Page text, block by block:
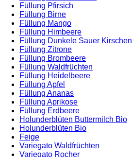
Füllung Pfirsich
Füllung Birne
Füllung Mango
Füllung Himbeere
Füllung Dunkele Sauer Kirschen
Füllung Zitrone
Füllung Brombeere
Füllung Waldfrüchten
Füllung Heidelbeere
Füllung Apfel
Füllung Ananas
Füllung Aprikose
Füllung Erdbeere
Holunderblüten Buttermilch Bio
Holunderblüten Bio
Feige
Variegato Waldfrüchten
Variegato Rocher